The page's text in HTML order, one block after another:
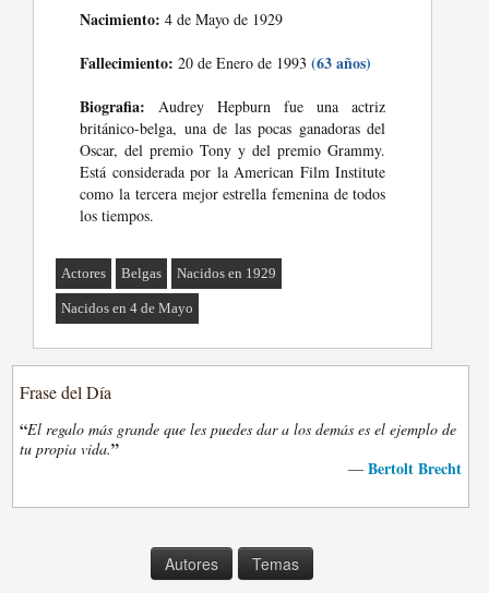
Nacimiento: 4 de Mayo de 1929
Fallecimiento: 20 de Enero de 1993(63 años)
Biografia: Audrey Hepburn fue una actriz
británico-belga, una de las pocas ganadoras del
Oscar, del premio Tony y del premio Grammy.
Está considerada por la American Film Institute
como la tercera mejor estrella femenina de todos
los tiempos.
Actores Belgas Nacidos en 1929
Nacidos en 4 de Mayo
Frase del Día
“El regalo más grande que les puedes dar a los demás es el ejemplo de
tu propia vida.”
— Bertolt Brecht
Autores Temas